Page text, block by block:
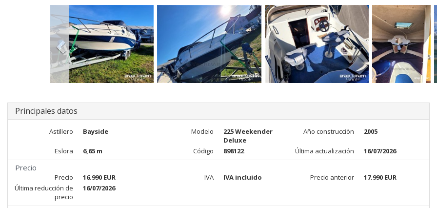
Principales datos
Astillero Bayside Modelo
225 Weekender
Deluxe
Año construcciòn 2005
Eslora 6,65 m Código 898122 Última actualización 16/07/2026
Precio
Precio 16.990 EUR IVA IVA incluido Precio anterior
17.990 EUR
Última reducción de
precio
16/07/2026